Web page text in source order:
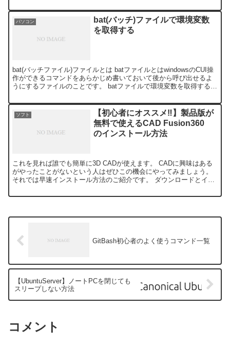
パソコン
bat(バッチ)ファイルで環境変数
を取得する
bat(バッチファイル)ファイルとは batファイルとはwindowsのCUI操
作ができるコマンドをあらかじめ書いておいて後から呼び出せるよ
うにするファイルのことです。 batファイルで環境変数を取得する
ソフト
【初心者にオススメ‼】製品版が
無料で使えるCAD Fusion360
のインストール方法
これを見れば誰でも簡単に3D CADが使えます。 CADに興味はある
がやったことがないという人はぜひこの機会にやってみましょう。
それでは早速インストール方法のご紹介です。 ダウンロードとイン
GitBash初心者のよく使うコマンド一覧
【UbuntuServer】ノートPCを閉じても
スリープしない方法
コメント